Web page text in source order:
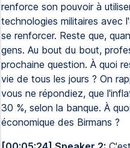
renforce son pouvoir à
technologies militaires avec
se renforcer. Reste que,
gens. Au bout du bout,
prochaine question. À quoi
vie de tous les jours ? On
vous ne répondiez, que
30 %, selon la banque. À
économique des Birmans ?